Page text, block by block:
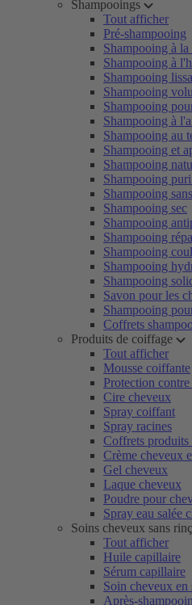
Shampooings
Tout afficher
Pré-shampooing
Shampooing à la
Shampooing à
Shampooing
Shampooing
Shampooing
Shampooing à
Shampooing au
Shampooing et
Shampooing
Shampooing
Shampooing
Shampooing sec
Shampooing
Shampooing
Shampooing
Shampooing
Shampooing
Savon pour les
Shampooing
Coffrets
Produits de coiffage
Tout afficher
Mousse coiffante
Protection
Cire cheveux
Spray coiffant
Spray racines
Coffrets produits
Crème cheveux
Gel cheveux
Laque cheveux
Poudre pour
Spray eau salée
Soins cheveux sans
Tout afficher
Huile capillaire
Sérum capillaire
Soin cheveux en
Après-